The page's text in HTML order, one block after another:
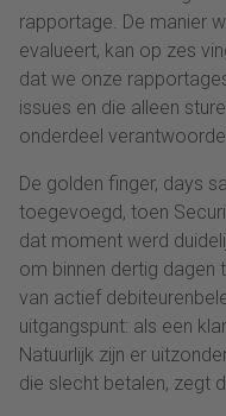
rapportage. De manier
evalueert, kan op zes
dat we onze
issues en die alleen
onderdeel
De golden finger, days
toegevoegd, toen
dat moment werd
om binnen dertig dagen
van actief
uitgangspunt: als een
Natuurlijk zijn er
die slecht betalen, zegt